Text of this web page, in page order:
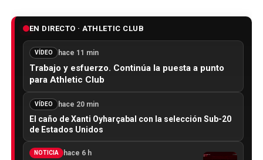
EN DIRECTO · ATHLETIC CLUB
VÍDEO hace 11 min
Trabajo y esfuerzo. Continúa la puesta a punto
para Athletic Club
VÍDEO hace 20 min
El caño de Xanti Oyharçabal con la selección Sub-20
de Estados Unidos
NOTICIA hace 6 h